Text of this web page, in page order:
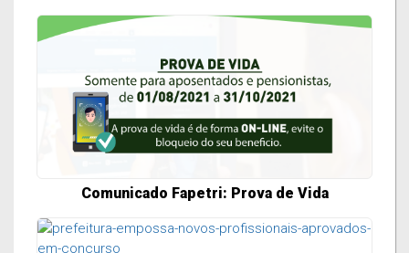
Comunicado Fapetri: Prova de Vida